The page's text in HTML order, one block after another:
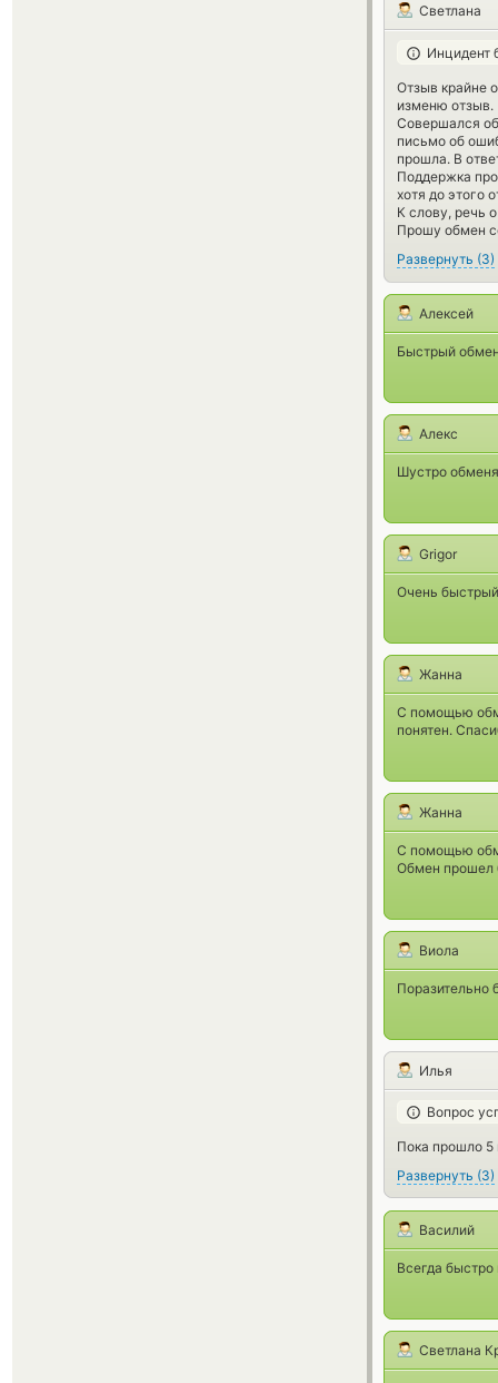
Светлана
Инцидент
Отзыв крайне
изменю отзыв.
Совершался
письмо об
прошла. В
Поддержка
хотя до этого
К слову, речь
Прошу обмен
Развернуть (3)
Алексей
Быстрый
Алекс
Шустро
Grigor
Очень
Жанна
С помощью
понятен.
Жанна
С помощью
Обмен прошел
Виола
Поразительно
Илья
Вопрос
Пока прошло 5
Развернуть (3)
Василий
Всегда быстро
Светлана